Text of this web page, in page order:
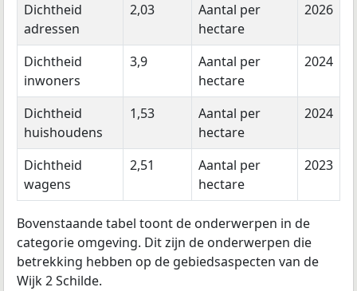
Dichtheid
adressen
2,03
Aantal per
hectare
2026
Dichtheid
inwoners
3,9
Aantal per
hectare
2024
Dichtheid
huishoudens
1,53
Aantal per
hectare
2024
Dichtheid
wagens
2,51
Aantal per
hectare
2023
Bovenstaande tabel toont de onderwerpen in de
categorie omgeving. Dit zijn de onderwerpen die
betrekking hebben op de gebiedsaspecten van de
Wijk 2 Schilde.